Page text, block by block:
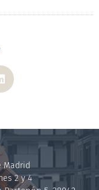
Madrid
2 y 4